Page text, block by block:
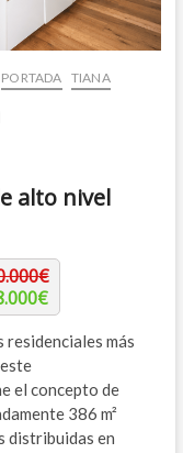
PORTADA TIANA
alto nivel
residenciales más
el concepto de
386 m²
distribuidas en